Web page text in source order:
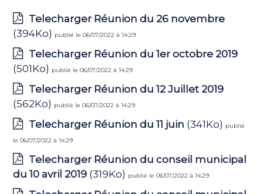
Telecharger Réunion du 26 novembre
(394Ko) publié le 06/07/2022 à 14:29
Telecharger Réunion du 1er octobre 2019
(501Ko) publié le 06/07/2022 à 14:29
Telecharger Réunion du 12 Juillet 2019
(562Ko) publié le 06/07/2022 à 14:29
Telecharger Réunion du 11 juin (341Ko) publié
le 06/07/2022 à 14:29
Telecharger Réunion du conseil municipal
du 10 avril 2019 (319Ko) publié le 06/07/2022 à 14:29